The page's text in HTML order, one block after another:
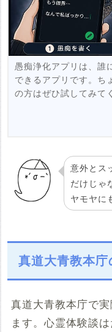
愚痴浄化アプリは、誰
できるアプリです。ち
の方はぜひ試してみて
意外とス
だけじゃ
ヤモヤに
真道大青教本
真道大青教本庁で
ます。心霊体験談